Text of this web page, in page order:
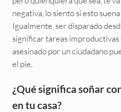
negativa, lo siento si esto
Igualmente, ser disparado
significar tareas improductivas
asesinado por un ciudadano
el pie.
¿Qué significa soñar
en tu casa?